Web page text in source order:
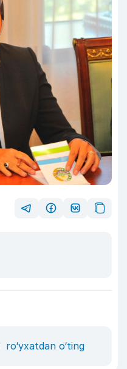
ro‘yxatdan o‘ting